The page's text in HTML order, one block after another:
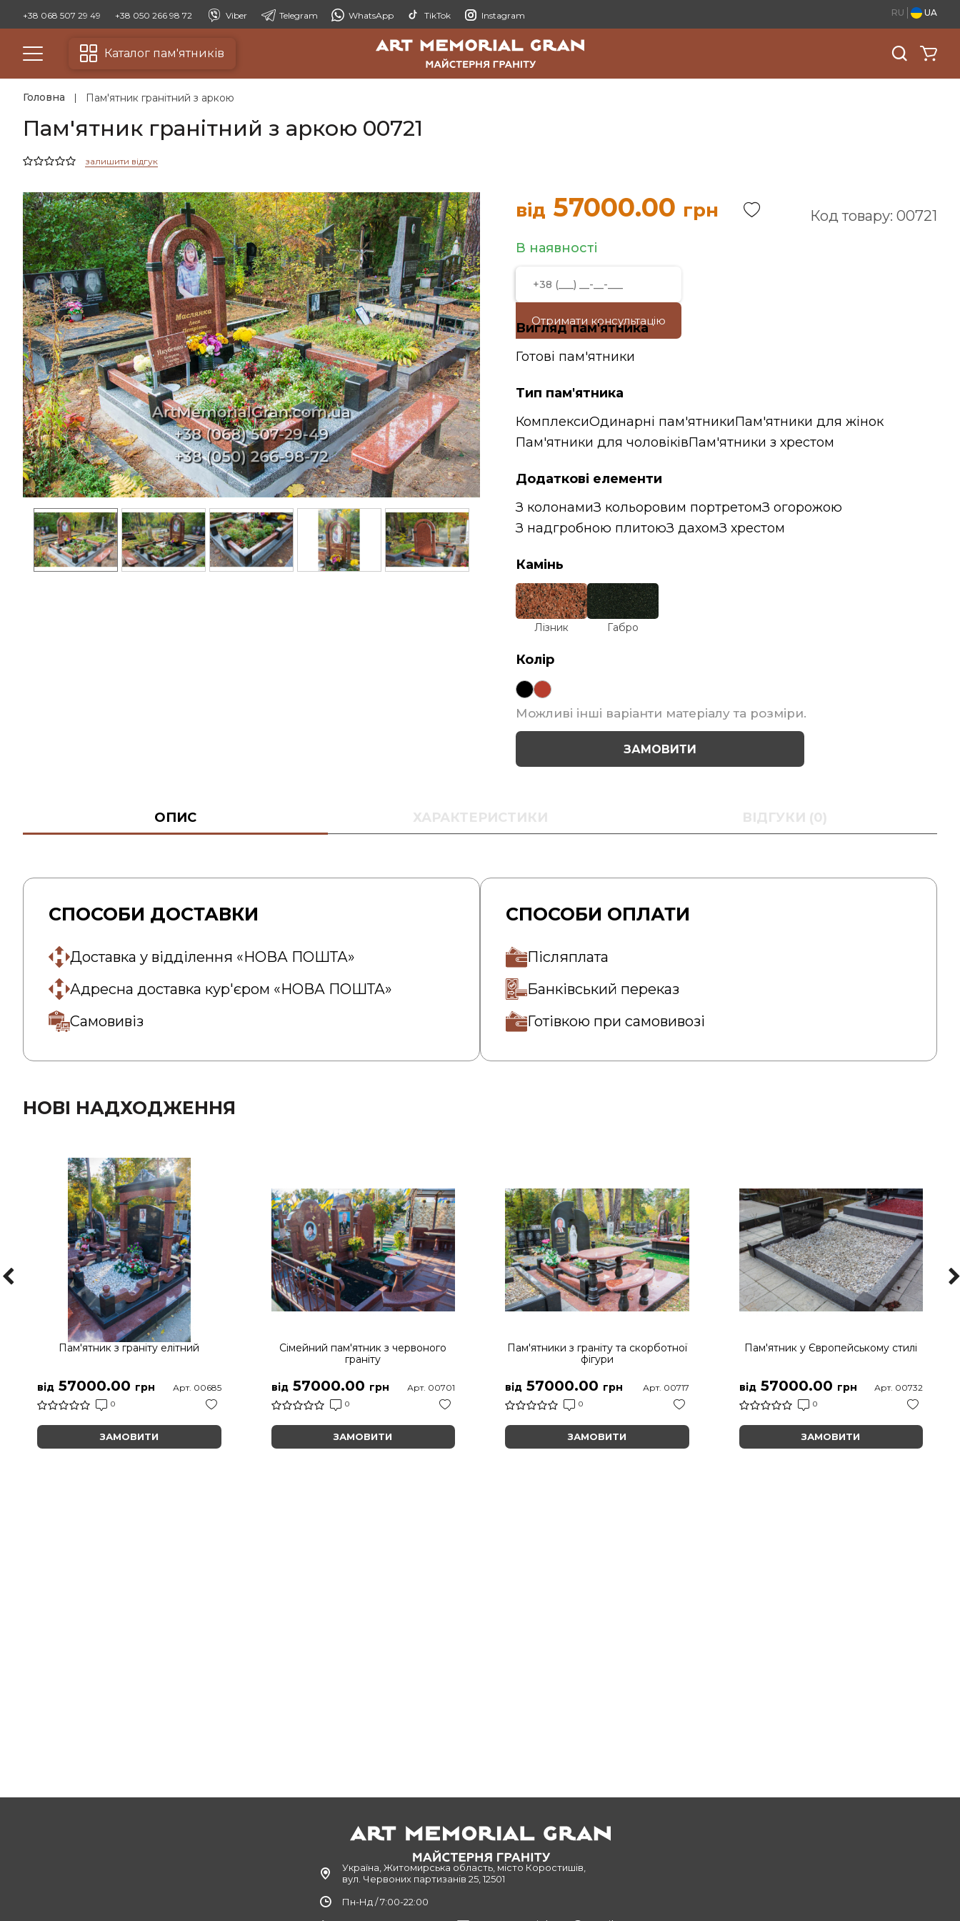
+38 068 507 29 49 +38 050 266 98 72 Viber Telegram WhatsApp TikTok Instagram RU UA
Каталог пам'ятників
Головна Пам'ятник гранітний з аркою
Пам'ятник гранітний з аркою 00721
залишити відгук
від 57000.00 грн Код товару: 00721
В наявності
Отримати консультацію
Вигляд пам'ятника
Готові пам'ятники
Тип пам'ятника
КомплексиОдинарні пам'ятникиПам'ятники для жінок
Пам'ятники для чоловіківПам'ятники з хрестом
Додаткові елементи
З колонамиЗ кольоровим портретомЗ огорожою
З надгробною плитоюЗ дахомЗ хрестом
Камінь
Лізник Габро
Колір
Можливі інші варіанти матеріалу та розміри.
ЗАМОВИТИ
ОПИС ХАРАКТЕРИСТИКИ ВІДГУКИ (0)
СПОСОБИ ДОСТАВКИ
Доставка у відділення «НОВА ПОШТА»
Адресна доставка кур'єром «НОВА ПОШТА»
Самовивіз
СПОСОБИ ОПЛАТИ
Післяплата
Банківський переказ
Готівкою при самовивозі
НОВІ НАДХОДЖЕННЯ
Пам'ятник з граніту елітний
від 57000.00 грн
0
Арт. 00685
ЗАМОВИТИ
Сімейний пам'ятник з червоного
граніту
від57000.00 грн
0
Арт. 00701
ЗАМОВИТИ
Пам'ятники з граніту та скорботної
фігури
від 57000.00 грн
0
Арт. 00717
ЗАМОВИТИ
Пам'ятник у Європейському стилі
від57000.00 грн
0
Арт. 00732
ЗАМОВИТИ
Україна, Житомирська область, місто Коростишів,
вул. Червоних партизанів 25, 12501
Пн-Нд / 7:00-22:00